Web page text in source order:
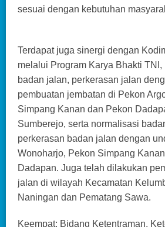
sesuai dengan kebutuhan
Terdapat juga sinergi dengan
melalui Program Karya Bhakti
badan jalan, perkerasan jalan
pembuatan jembatan di Pekon
Simpang Kanan dan Pekon
Sumberejo, serta normalisasi
perkerasan badan jalan dengan
Wonoharjo, Pekon Simpang
Dadapan. Juga telah dilakukan
jalan di wilayah Kecamatan
Naningan dan Pematang Sawa.
Keempat; Bidang Ketentraman,